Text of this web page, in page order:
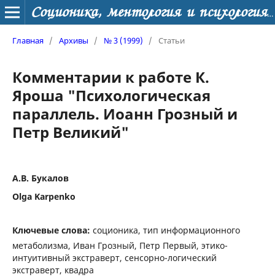
Соционика, ментология и психология личности
Главная / Архивы / № 3 (1999) / Статьи
Комментарии к работе К.
Яроша "Психологическая
параллель. Иоанн Грозный и
Петр Великий"
А.В. Букалов
Olga Karpenko
Ключевые слова: соционика, тип информационного
метаболизма, Иван Грозный, Петр Первый, этико-
интуитивный экстраверт, сенсорно-логический
экстраверт, квадра